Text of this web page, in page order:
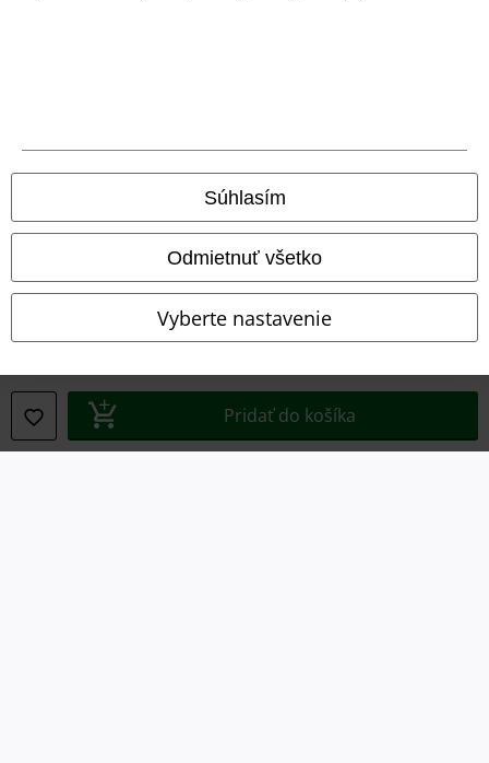
Súhlasím
Odmietnuť všetko
Vyberte nastavenie
Pridať do košíka
Podmienky
Imprint
Ochrana osobných údajov
Likvidácia odpadu a ochrana životného prostredia
Vyhlásenie o zhode
Informácie o prístupnosti